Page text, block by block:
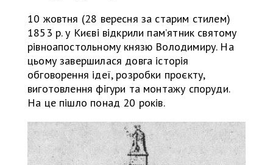
10 жовтня (28 вересня за старим стилем)
1853 р. у Києві відкрили памʼятник святому
рівноапостольному князю Володимиру. На
цьому завершилася довга історія
обговорення ідеї, розробки проєкту,
виготовлення фігури та монтажу споруди.
На це пішло понад 20 років.